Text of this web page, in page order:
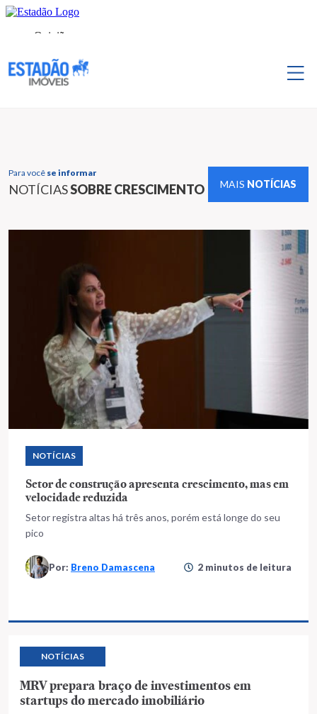
Para você se informar
NOTÍCIASSOBRE CRESCIMENTO MAIS NOTÍCIAS
NOTÍCIAS
Setor de construção apresenta crescimento, mas em
velocidade reduzida
Setor registra altas há três anos, porém está longe do seu
pico
Por: Breno Damascena 2 minutos de leitura
NOTÍCIAS
MRV prepara braço de investimentos em
startups do mercado imobiliário